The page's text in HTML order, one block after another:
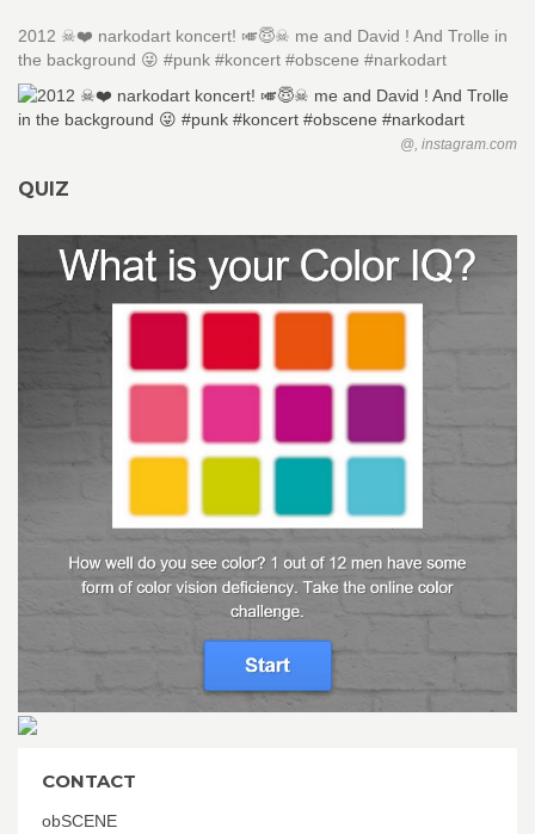
2012 ☠❤️ narkodart koncert! 🎺😇☠ me and David ! And Trolle in
the background 😜 #punk #koncert #obscene #narkodart
@, instagram.com
QUIZ
CONTACT
obSCENE